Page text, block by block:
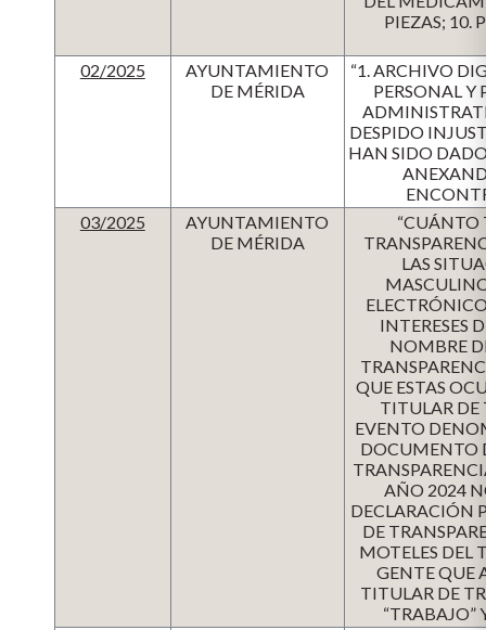
PIEZAS; 10.
02/2025
AYUNTAMIENTO
DE MÉRIDA
“1. ARCHIVO
PERSONAL
DESPIDO
HAN SIDO
03/2025
AYUNTAMIENTO
DE MÉRIDA
“CUÁNTO
LAS
INTERESES
NOMBRE
QUE ESTAS
TITULAR DE
EVENTO
DOCUMENTO
AÑO 2024
DECLARACIÓN
DE
MOTELES DEL
GENTE QUE
TITULAR DE
“TRABAJO”